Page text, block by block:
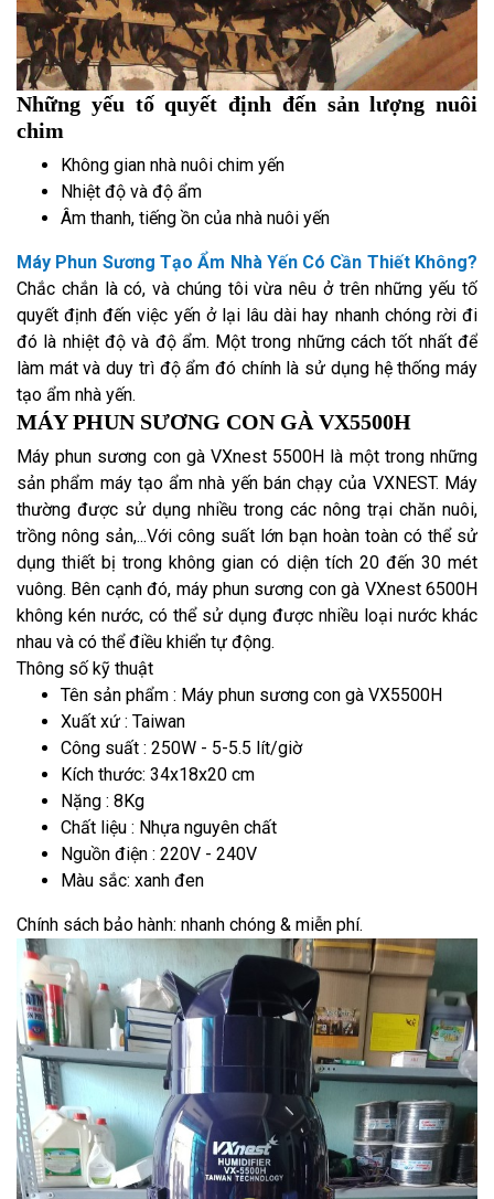
Những yếu tố quyết định đến sản lượng nuôi
chim
Không gian nhà nuôi chim yến
Nhiệt độ và độ ẩm
Âm thanh, tiếng ồn của nhà nuôi yến
Máy Phun Sương Tạo Ẩm Nhà Yến Có Cần Thiết Không?
Chắc chắn là có, và chúng tôi vừa nêu ở trên những yếu tố
quyết định đến việc yến ở lại lâu dài hay nhanh chóng rời đi
đó là nhiệt độ và độ ẩm. Một trong những cách tốt nhất để
làm mát và duy trì độ ẩm đó chính là sử dụng hệ thống máy
tạo ẩm nhà yến.
MÁY PHUN SƯƠNG CON GÀ VX5500H
Máy phun sương con gà VXnest 5500H là một trong những
sản phẩm máy tạo ẩm nhà yến bán chạy của VXNEST. Máy
thường được sử dụng nhiều trong các nông trại chăn nuôi,
trồng nông sản,...Với công suất lớn bạn hoàn toàn có thể sử
dụng thiết bị trong không gian có diện tích 20 đến 30 mét
vuông. Bên cạnh đó, máy phun sương con gà VXnest 6500H
không kén nước, có thể sử dụng được nhiều loại nước khác
nhau và có thể điều khiển tự động.
Thông số kỹ thuật
Tên sản phẩm : Máy phun sương con gà VX5500H
Xuất xứ : Taiwan
Công suất : 250W - 5-5.5 lít/giờ
Kích thước: 34x18x20 cm
Nặng : 8Kg
Chất liệu : Nhựa nguyên chất
Nguồn điện : 220V - 240V
Màu sắc: xanh đen
Chính sách bảo hành: nhanh chóng & miễn phí.